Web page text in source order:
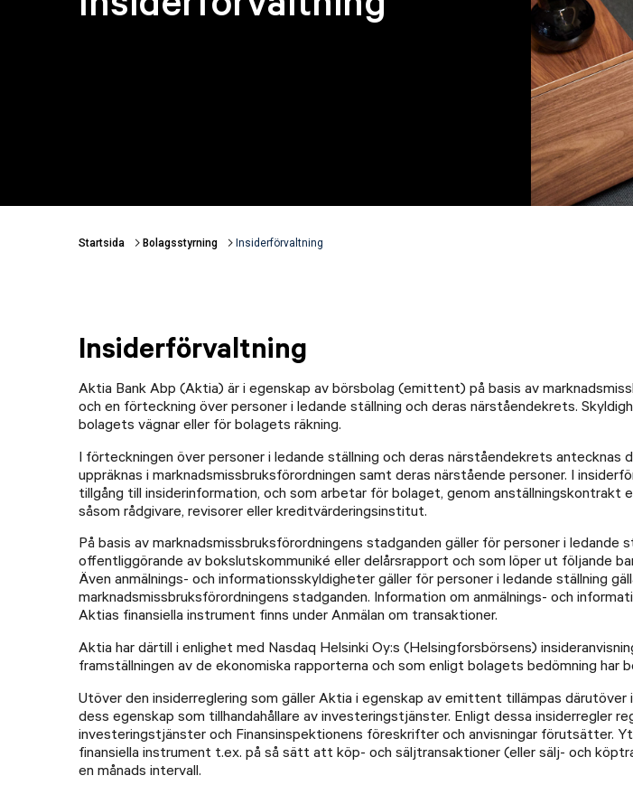
Startsida Bolagsstyrning Insiderförvaltning
Insiderförvaltning
Aktia Bank Abp (Aktia) är i egenskap av börsbolag (emittent) på basis av
och en förteckning över personer i ledande ställning och deras närståendekrets.
bolagets vägnar eller för bolagets räkning.
I förteckningen över personer i ledande ställning och deras närståendekrets
uppräknas i marknadsmissbruksförordningen samt deras närstående personer. I
tillgång till insiderinformation, och som arbetar för bolaget, genom
såsom rådgivare, revisorer eller kreditvärderingsinstitut.
På basis av marknadsmissbruksförordningens stadganden gäller för personer i
offentliggörande av bokslutskommuniké eller delårsrapport och som löper ut följande
Även anmälnings- och informationsskyldigheter gäller för personer i ledande ställning
marknadsmissbruksförordningens stadganden. Information om anmälnings- och
Aktias finansiella instrument finns under Anmälan om transaktioner.
Aktia har därtill i enlighet med Nasdaq Helsinki Oy:s (Helsingforsbörsens)
framställningen av de ekonomiska rapporterna och som enligt bolagets bedömning har
Utöver den insiderreglering som gäller Aktia i egenskap av emittent tillämpas
dess egenskap som tillhandahållare av investeringstjänster. Enligt dessa insiderregler
investeringstjänster och Finansinspektionens föreskrifter och anvisningar förutsätter.
finansiella instrument t.ex. på så sätt att köp- och säljtransaktioner (eller sälj- och
en månads intervall.